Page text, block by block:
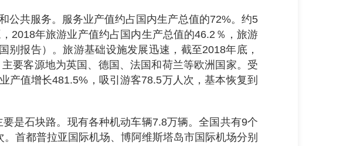
公共服务。服务业产值约占国内生产总值的72%。约5
2018年旅游业产值约占国内生产总值的46.2％，旅游
报告）。旅游基础设施发展迅速，截至2018年底，
要客源地为英国、德国、法国和荷兰等欧洲国家。受
产值增长481.5%，吸引游客78.5万人次，基本恢复到
是石块路。现有各种机动车辆7.8万辆。全国共有9个
首都普拉亚国际机场、博阿维斯塔岛市国际机场分别